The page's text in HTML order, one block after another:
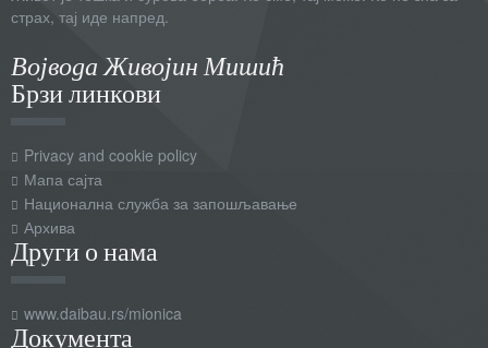
страх, тај иде напред.
Војвода Живојин Мишић
Брзи линкови
Privacy and cookie policy
Мапа сајта
Национална служба за запошљавање
Архива
Други о нама
www.daibau.rs/mionica
Документа